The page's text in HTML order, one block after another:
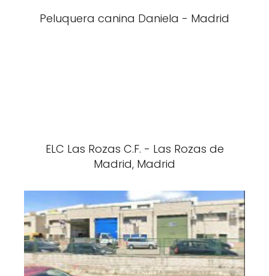
Peluquera canina Daniela - Madrid
ELC Las Rozas C.F. - Las Rozas de
Madrid, Madrid